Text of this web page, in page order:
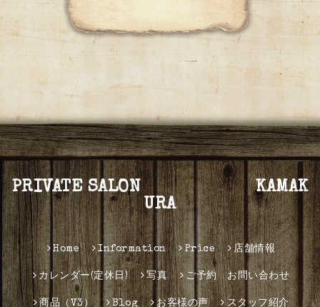
PRIVATE SALON KAMAK
URA
Home Information Price 店舗情報
カレンダー(定休日) 写真 ご予約 お問い合わせ
商品（V3） Blog お客様の声 スタッフ紹介